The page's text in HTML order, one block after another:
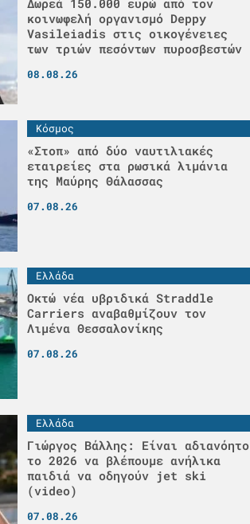
κοινωφελή οργανισμό Deppy
Vasileiadis στις οικογένειες
των τριών πεσόντων πυροσβεστών
08.08.26
Κόσμος
«Στοπ» από δύο ναυτιλιακές
εταιρείες στα ρωσικά λιμάνια
της Μαύρης Θάλασσας
07.08.26
Ελλάδα
Οκτώ νέα υβριδικά Straddle
Carriers αναβαθμίζουν τον
Λιμένα Θεσσαλονίκης
07.08.26
Ελλάδα
Γιώργος Βάλλης: Είναι αδιανόητο
το 2026 να βλέπουμε ανήλικα
παιδιά να οδηγούν jet ski
(video)
07.08.26